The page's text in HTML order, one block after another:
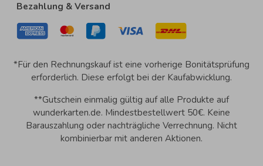
Bezahlung & Versand
*Für den Rechnungskauf ist eine vorherige Bonitätsprüfung
erforderlich. Diese erfolgt bei der Kaufabwicklung.
**Gutschein einmalig gültig auf alle Produkte auf
wunderkarten.de. Mindestbestellwert 50€. Keine
Barauszahlung oder nachträgliche Verrechnung. Nicht
kombinierbar mit anderen Aktionen.